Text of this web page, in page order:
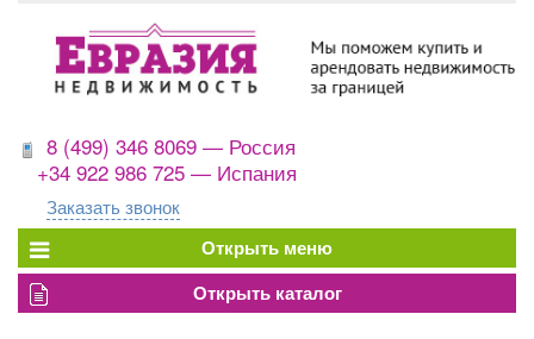
8 (499) 346 8069 — Россия
+34 922 986 725 — Испания
Заказать звонок